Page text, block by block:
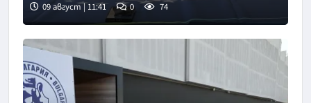
09 август | 11:41 0 74